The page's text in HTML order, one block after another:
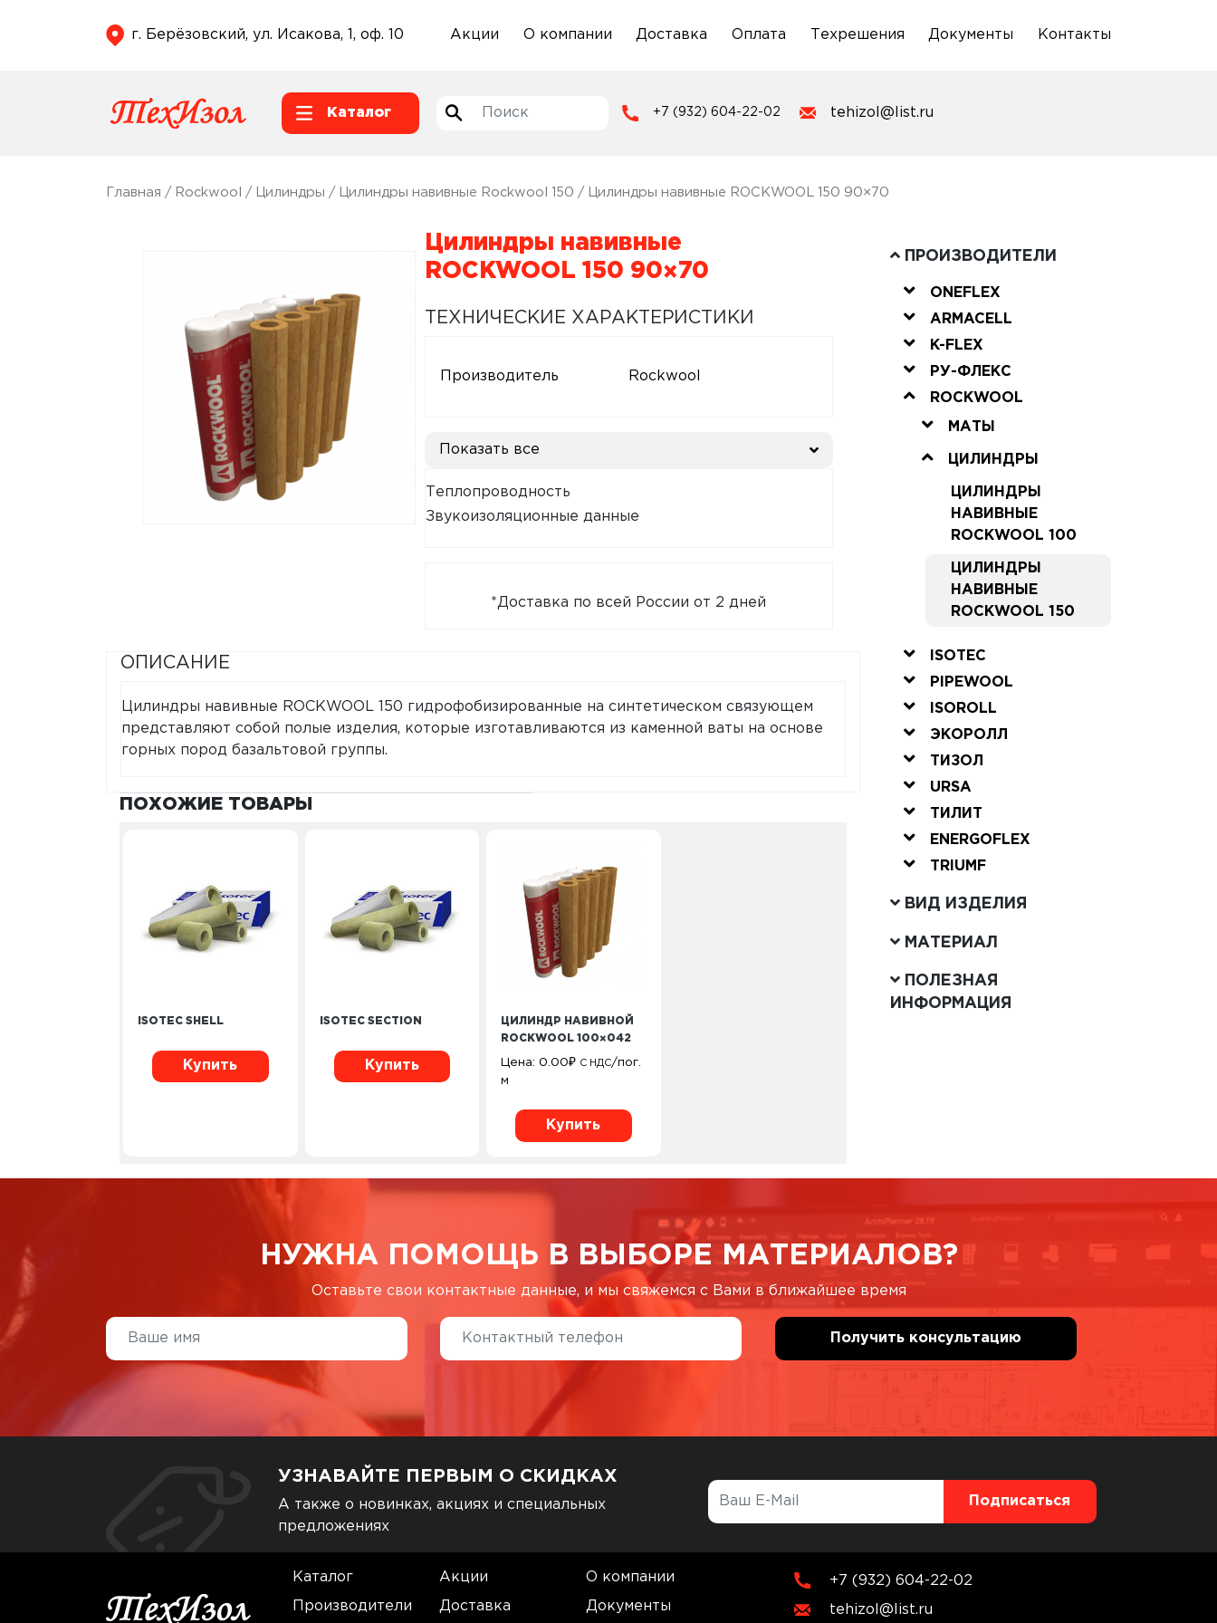
г. Берёзовский, ул. Исакова, 1, оф. 10 Акции О компании Доставка Оплата Техрешения Документы Контакты
Каталог +7 (932) 604-22-02 tehizol@list.ru
Главная / Rockwool / Цилиндры / Цилиндры навивные Rockwool 150 / Цилиндры навивные ROCKWOOL 150 90×70
Цилиндры навивные
ROCKWOOL 150 90×70
ТЕХНИЧЕСКИЕ ХАРАКТЕРИСТИКИ
Производитель Rockwool
Показать все
Теплопроводность
Звукоизоляционные данные
*Доставка по всей России от 2 дней
ОПИСАНИЕ
Цилиндры навивные ROCKWOOL 150 гидрофобизированные на синтетическом связующем
представляют собой полые изделия, которые изготавливаются из каменной ваты на основе
горных пород базальтовой группы.
ПОХОЖИЕ ТОВАРЫ
ISOTEC SHELL
Купить
ISOTEC SECTION
Купить
ЦИЛИНДР НАВИВНОЙ
ROCKWOOL 100×042
Цена:0.00₽ С НДС/пог.
м
Купить
ПРОИЗВОДИТЕЛИ
ONEFLEX
ARMACELL
K-FLEX
РУ-ФЛЕКС
ROCKWOOL
МАТЫ
ЦИЛИНДРЫ
ЦИЛИНДРЫ
НАВИВНЫЕ
ROCKWOOL 100
ЦИЛИНДРЫ
НАВИВНЫЕ
ROCKWOOL 150
ISOTEC
PIPEWOOL
ISOROLL
ЭКОРОЛЛ
ТИЗОЛ
URSA
ТИЛИТ
ENERGOFLEX
TRIUMF
ВИД ИЗДЕЛИЯ
МАТЕРИАЛ
ПОЛЕЗНАЯ
ИНФОРМАЦИЯ
НУЖНА ПОМОЩЬ В ВЫБОРЕ МАТЕРИАЛОВ?
Оставьте свои контактные данные, и мы свяжемся с Вами в ближайшее время
УЗНАВАЙТЕ ПЕРВЫМ О СКИДКАХ
А также о новинках, акциях и специальных
предложениях
Каталог Акции О компании
Производители Доставка Документы
+7 (932) 604-22-02
tehizol@list.ru